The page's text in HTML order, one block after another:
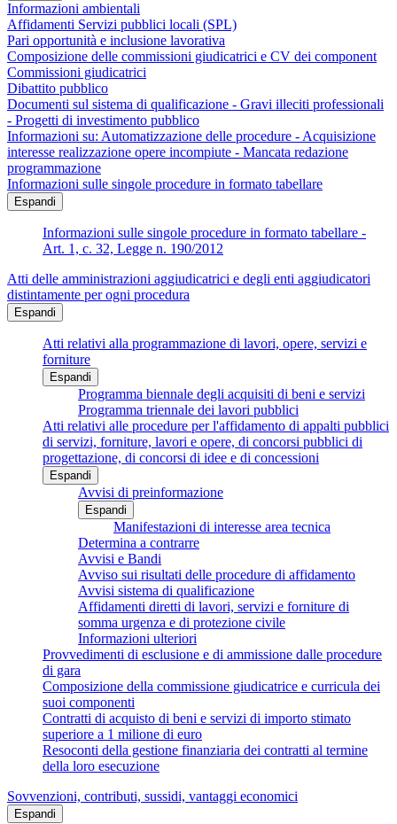
Informazioni ambientali
Affidamenti Servizi pubblici locali (SPL)
Pari opportunità e inclusione lavorativa
Composizione delle commissioni giudicatrici e CV dei component
Commissioni giudicatrici
Dibattito pubblico
Documenti sul sistema di qualificazione - Gravi illeciti professionali
- Progetti di investimento pubblico
Informazioni su: Automatizzazione delle procedure - Acquisizione
interesse realizzazione opere incompiute - Mancata redazione
programmazione
Informazioni sulle singole procedure in formato tabellare
Espandi
Informazioni sulle singole procedure in formato tabellare -
Art. 1, c. 32, Legge n. 190/2012
Atti delle amministrazioni aggiudicatrici e degli enti aggiudicatori
distintamente per ogni procedura
Espandi
Atti relativi alla programmazione di lavori, opere, servizi e
forniture
Espandi
Programma biennale degli acquisiti di beni e servizi
Programma triennale dei lavori pubblici
Atti relativi alle procedure per l'affidamento di appalti pubblici
di servizi, forniture, lavori e opere, di concorsi pubblici di
progettazione, di concorsi di idee e di concessioni
Espandi
Avvisi di preinformazione
Espandi
Manifestazioni di interesse area tecnica
Determina a contrarre
Avvisi e Bandi
Avviso sui risultati delle procedure di affidamento
Avvisi sistema di qualificazione
Affidamenti diretti di lavori, servizi e forniture di
somma urgenza e di protezione civile
Informazioni ulteriori
Provvedimenti di esclusione e di ammissione dalle procedure
di gara
Composizione della commissione giudicatrice e curricula dei
suoi componenti
Contratti di acquisto di beni e servizi di importo stimato
superiore a 1 milione di euro
Resoconti della gestione finanziaria dei contratti al termine
della loro esecuzione
Sovvenzioni, contributi, sussidi, vantaggi economici
Espandi